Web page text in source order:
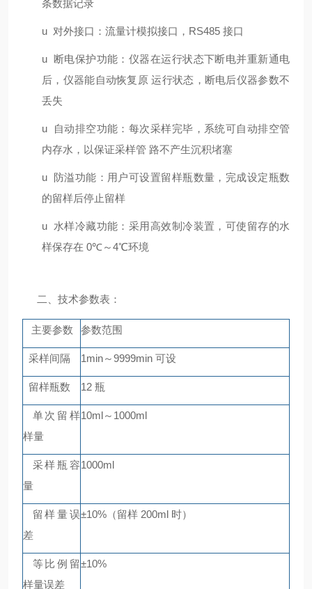
条数据记录
u 对外接口：流量计模拟接口， RS485 接口
u 断电保护功能：仪器在运行状态下断电并重新通电
后，仪器能自动恢复原 运行状态，断电后仪器参数不
丢失
u
自动排空功能：每次采样完毕，系统可自动排空管
内存水，以保证采样管 路不产生沉积堵塞
u 防溢功能：用户可设置留样瓶数量，完成设定瓶数
的留样后停止留样
u 水样冷藏功能：采用高效制冷装置，可使留存的水
样保存在 0℃～4℃环境
二、 技术参数表 ：
主要参数 参数范围
采样间隔 1min～9999min 可设
留样瓶数 12 瓶
单次留样
样量
10ml～ 1000ml
采样瓶容
量
1000ml
留样量误
差
±10% （留样 200ml 时）
等比例留
样量误差
±10%